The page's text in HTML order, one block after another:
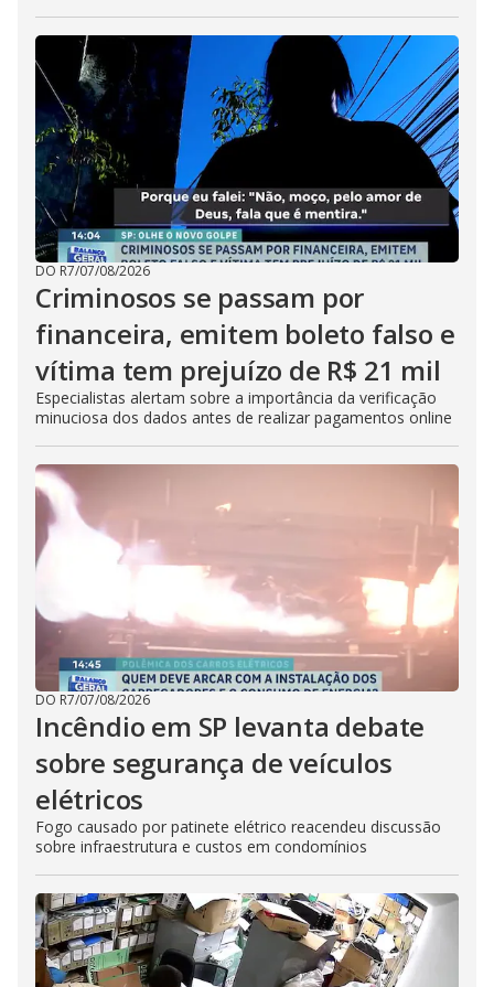
DO R7/07/08/2026
Criminosos se passam por
financeira, emitem boleto falso e
vítima tem prejuízo de R$ 21 mil
Especialistas alertam sobre a importância da verificação
minuciosa dos dados antes de realizar pagamentos online
DO R7/07/08/2026
Incêndio em SP levanta debate
sobre segurança de veículos
elétricos
Fogo causado por patinete elétrico reacendeu discussão
sobre infraestrutura e custos em condomínios